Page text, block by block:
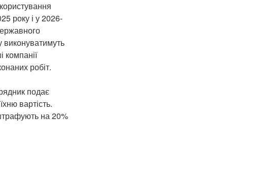
року і у 2026-
компанії
робіт.
подає
вартість.
на 20%